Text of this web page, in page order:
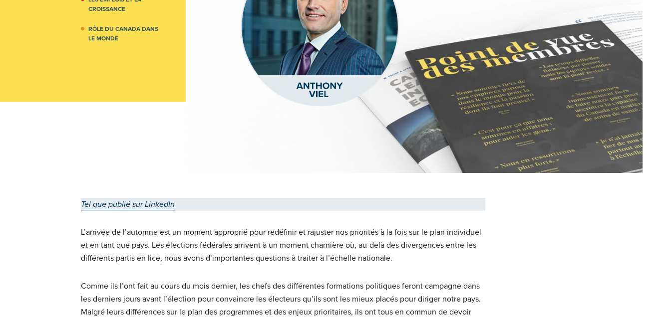
CROISSANCE
RÔLE DU CANADA DANS
LE MONDE
Tel que publié sur LinkedIn
L’arrivée de l’automne est un moment approprié pour redéfinir et rajuster nos priorités à la fois sur le plan individuel
et en tant que pays. Les élections fédérales arrivent à un moment charnière où, au-delà des divergences entre les
différents partis en lice, nous avons d’importantes questions à traiter à l’échelle nationale.
Comme ils l’ont fait au cours du mois dernier, les chefs des différentes formations politiques feront campagne dans
les derniers jours avant l’élection pour convaincre les électeurs qu’ils sont les mieux placés pour diriger notre pays.
Malgré leurs différences sur le plan des programmes et des enjeux prioritaires, ils ont tous en commun de devoir